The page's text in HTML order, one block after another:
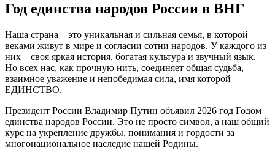
Год единства народов России в ВНГ
Наша страна – это уникальная и сильная семья, в которой
веками живут в мире и согласии сотни народов. У каждого из
них – своя яркая история, богатая культура и звучный язык.
Но всех нас, как прочную нить, соединяет общая судьба,
взаимное уважение и непобедимая сила, имя которой –
ЕДИНСТВО.
Президент России Владимир Путин объявил 2026 год Годом
единства народов России. Это не просто символ, а наш общий
курс на укрепление дружбы, понимания и гордости за
многонациональное наследие нашей Родины.